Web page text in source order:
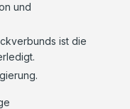
und
ist die